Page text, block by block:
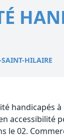
HILAIRE
à
accessibilité
le 02.